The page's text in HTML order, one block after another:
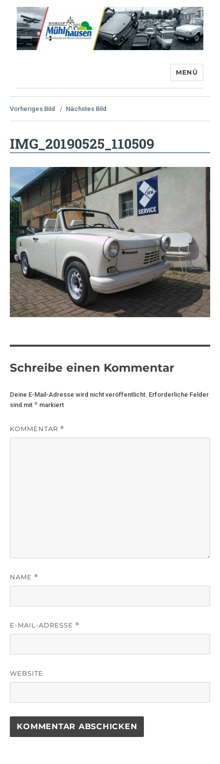
MENÜ
Vorheriges Bild Nächstes Bild
IMG_20190525_110509
Schreibe einen Kommentar
Deine E-Mail-Adresse wird nicht veröffentlicht. Erforderliche Felder
sind mit * markiert
KOMMENTAR *
NAME *
E-MAIL-ADRESSE *
WEBSITE